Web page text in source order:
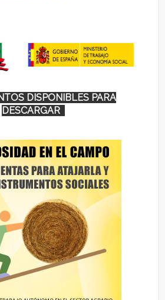
DISPONIBLES PARA
DESCARGAR